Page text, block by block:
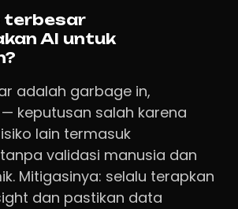
terbesar
AI untuk
adalah garbage in,
keputusan salah karena
lain termasuk
validasi manusia dan
Mitigasinya: selalu terapkan
dan pastikan data